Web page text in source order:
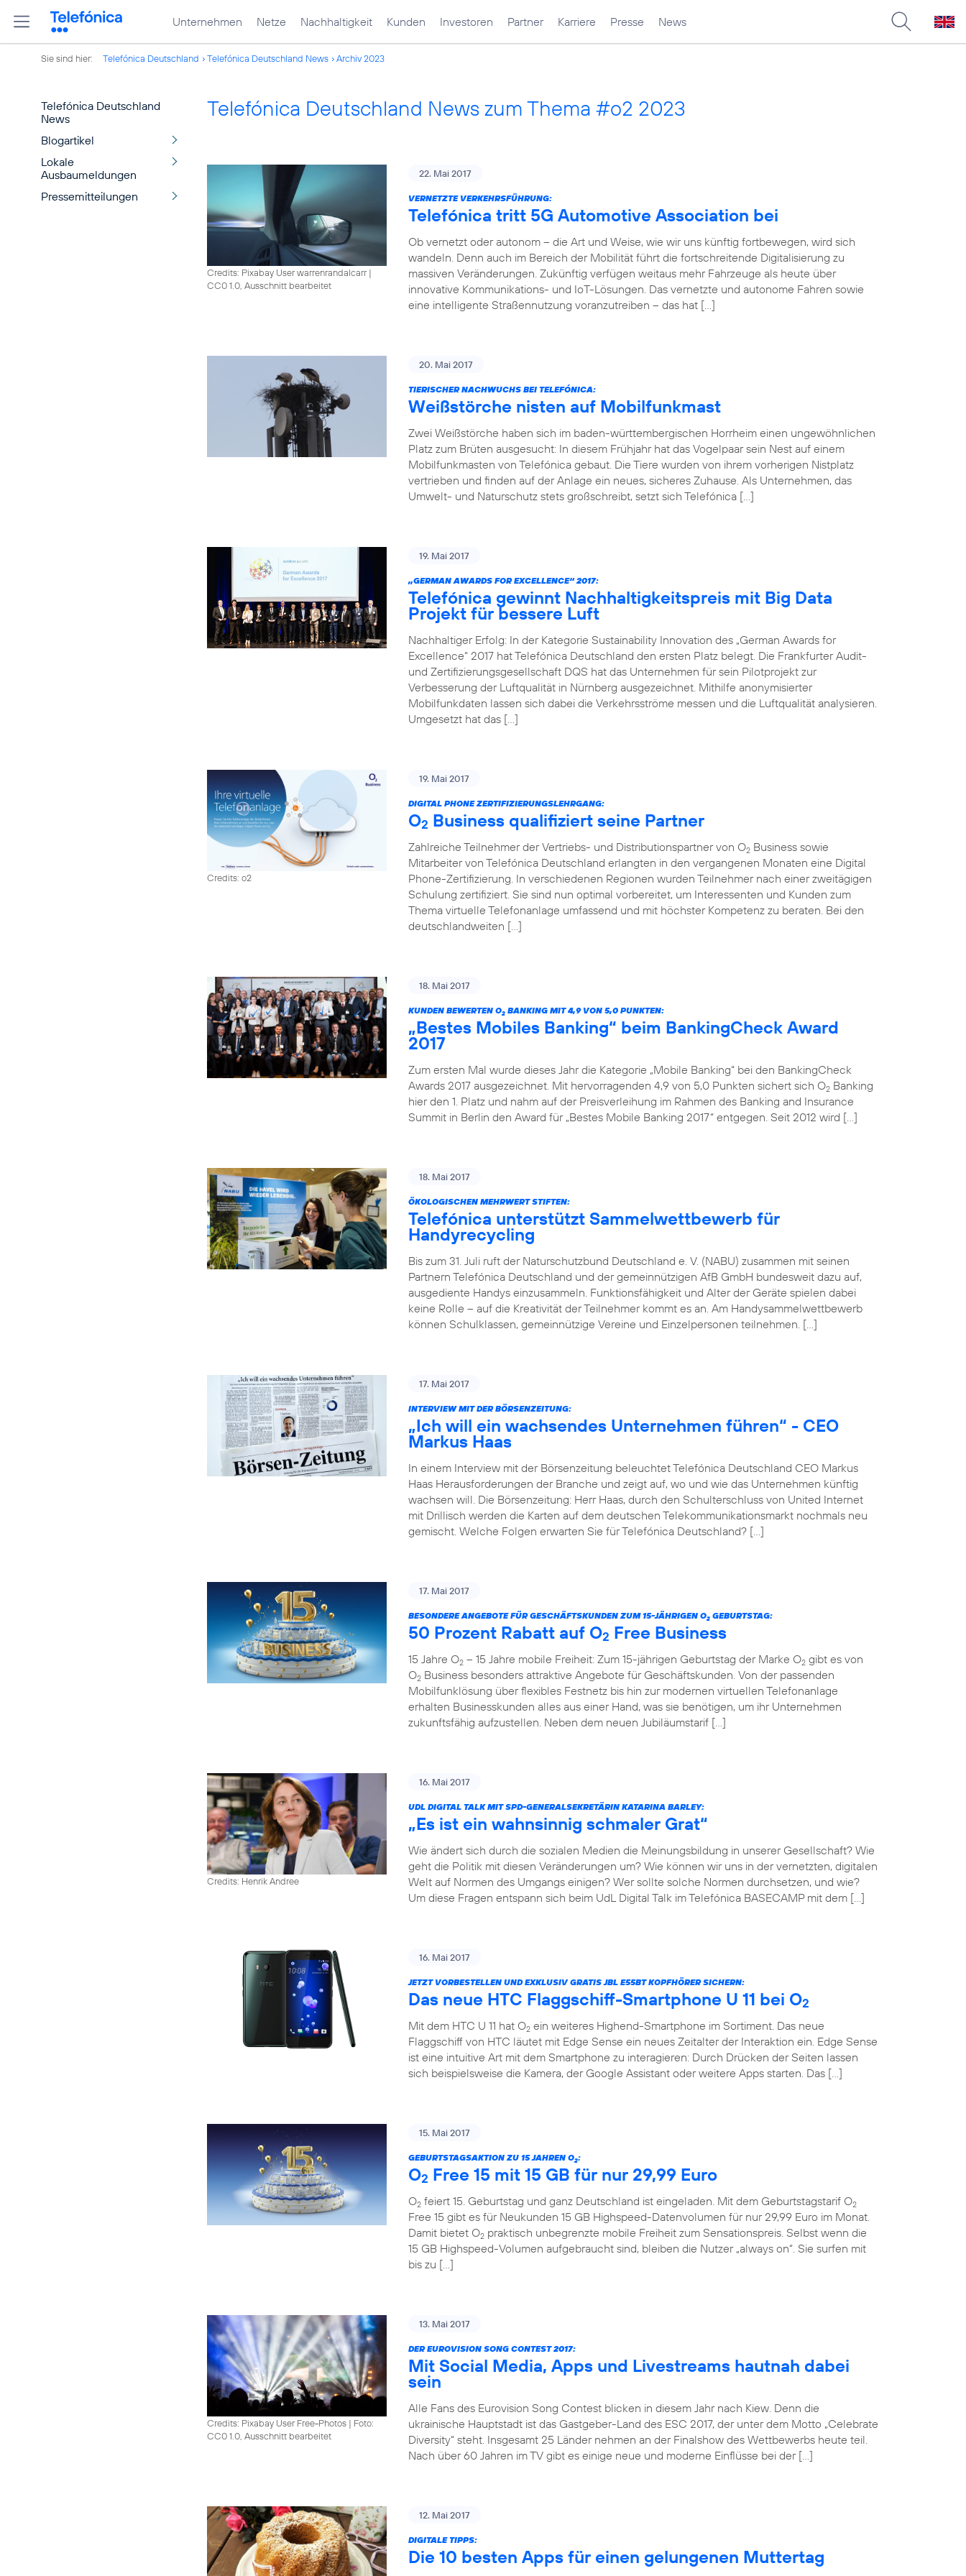
Unternehmen Netze Nachhaltigkeit Kunden Investoren Partner Karriere Presse News
Sie sind hier: Telefónica Deutschland Telefónica Deutschland News Archiv 2023
Telefónica Deutschland
News
Blogartikel
Lokale
Ausbaumeldungen
Pressemitteilungen
Telefónica Deutschland News zum Thema #o2 2023
Credits: Pixabay User warrenrandalcarr|
CC0 1.0, Ausschnitt bearbeitet
22. Mai 2017
VERNETZTE VERKEHRSFÜHRUNG:
Telefónica tritt 5G Automotive Association bei
Ob vernetzt oder autonom – die Art und Weise, wie wir uns künftig fortbewegen, wird sich
wandeln. Denn auch im Bereich der Mobilität führt die fortschreitende Digitalisierung zu
massiven Veränderungen. Zukünftig verfügen weitaus mehr Fahrzeuge als heute über
innovative Kommunikations- und IoT-Lösungen. Das vernetzte und autonome Fahren sowie
eine intelligente Straßennutzung voranzutreiben – das hat […]
20. Mai 2017
TIERISCHER NACHWUCHS BEI TELEFÓNICA:
Weißstörche nisten auf Mobilfunkmast
Zwei Weißstörche haben sich im baden-württembergischen Horrheim einen ungewöhnlichen
Platz zum Brüten ausgesucht: In diesem Frühjahr hat das Vogelpaar sein Nest auf einem
Mobilfunkmasten von Telefónica gebaut. Die Tiere wurden von ihrem vorherigen Nistplatz
vertrieben und finden auf der Anlage ein neues, sicheres Zuhause. Als Unternehmen, das
Umwelt- und Naturschutz stets großschreibt, setzt sich Telefónica […]
19. Mai 2017
„GERMAN AWARDS FOR EXCELLENCE“ 2017:
Telefónica gewinnt Nachhaltigkeitspreis mit Big Data
Projekt für bessere Luft
Nachhaltiger Erfolg: In der Kategorie Sustainability Innovation des „German Awards for
Excellence“ 2017 hat Telefónica Deutschland den ersten Platz belegt. Die Frankfurter Audit-
und Zertifizierungsgesellschaft DQS hat das Unternehmen für sein Pilotprojekt zur
Verbesserung der Luftqualität in Nürnberg ausgezeichnet. Mithilfe anonymisierter
Mobilfunkdaten lassen sich dabei die Verkehrsströme messen und die Luftqualität analysieren.
Umgesetzt hat das […]
Credits: o2
19. Mai 2017
DIGITAL PHONE ZERTIFIZIERUNGSLEHRGANG:
O2 Business qualifiziert seine Partner
Zahlreiche Teilnehmer der Vertriebs- und Distributionspartner von O2 Business sowie
Mitarbeiter von Telefónica Deutschland erlangten in den vergangenen Monaten eine Digital
Phone-Zertifizierung. In verschiedenen Regionen wurden Teilnehmer nach einer zweitägigen
Schulung zertifiziert. Sie sind nun optimal vorbereitet, um Interessenten und Kunden zum
Thema virtuelle Telefonanlage umfassend und mit höchster Kompetenz zu beraten. Bei den
deutschlandweiten […]
18. Mai 2017
KUNDEN BEWERTEN O2 BANKING MIT 4,9 VON 5,0 PUNKTEN:
„Bestes Mobiles Banking“ beim BankingCheck Award
2017
Zum ersten Mal wurde dieses Jahr die Kategorie „Mobile Banking“ bei den BankingCheck
Awards 2017 ausgezeichnet. Mit hervorragenden 4,9 von 5,0 Punkten sichert sich O2 Banking
hier den 1. Platz und nahm auf der Preisverleihung im Rahmen des Banking and Insurance
Summit in Berlin den Award für „Bestes Mobile Banking 2017“ entgegen. Seit 2012 wird […]
18. Mai 2017
ÖKOLOGISCHEN MEHRWERT STIFTEN:
Telefónica unterstützt Sammelwettbewerb für
Handyrecycling
Bis zum 31. Juli ruft der Naturschutzbund Deutschland e. V. (NABU) zusammen mit seinen
Partnern Telefónica Deutschland und der gemeinnützigen AfB GmbH bundesweit dazu auf,
ausgediente Handys einzusammeln. Funktionsfähigkeit und Alter der Geräte spielen dabei
keine Rolle – auf die Kreativität der Teilnehmer kommt es an. Am Handysammelwettbewerb
können Schulklassen, gemeinnützige Vereine und Einzelpersonen teilnehmen. […]
17. Mai 2017
INTERVIEW MIT DER BÖRSENZEITUNG:
„Ich will ein wachsendes Unternehmen führen“ - CEO
Markus Haas
In einem Interview mit der Börsenzeitung beleuchtet Telefónica Deutschland CEO Markus
Haas Herausforderungen der Branche und zeigt auf, wo und wie das Unternehmen künftig
wachsen will. Die Börsenzeitung: Herr Haas, durch den Schulterschluss von United Internet
mit Drillisch werden die Karten auf dem deutschen Telekommunikationsmarkt nochmals neu
gemischt. Welche Folgen erwarten Sie für Telefónica Deutschland? […]
17. Mai 2017
BESONDERE ANGEBOTE FÜR GESCHÄFTSKUNDEN ZUM 15-JÄHRIGEN O2 GEBURTSTAG:
50 Prozent Rabatt auf O2 Free Business
15 Jahre O2 – 15 Jahre mobile Freiheit: Zum 15-jährigen Geburtstag der Marke O2 gibt es von
O2 Business besonders attraktive Angebote für Geschäftskunden. Von der passenden
Mobilfunklösung über flexibles Festnetz bis hin zur modernen virtuellen Telefonanlage
erhalten Businesskunden alles aus einer Hand, was sie benötigen, um ihr Unternehmen
zukunftsfähig aufzustellen. Neben dem neuen Jubiläumstarif […]
Credits: Henrik Andree
16. Mai 2017
UDL DIGITAL TALK MIT SPD-GENERALSEKRETÄRIN KATARINA BARLEY:
„Es ist ein wahnsinnig schmaler Grat“
Wie ändert sich durch die sozialen Medien die Meinungsbildung in unserer Gesellschaft? Wie
geht die Politik mit diesen Veränderungen um? Wie können wir uns in der vernetzten, digitalen
Welt auf Normen des Umgangs einigen? Wer sollte solche Normen durchsetzen, und wie?
Um diese Fragen entspann sich beim UdL Digital Talk im Telefónica BASECAMP mit dem […]
16. Mai 2017
JETZT VORBESTELLEN UND EXKLUSIV GRATIS JBL E55BT KOPFHÖRER SICHERN:
Das neue HTC Flaggschiff-Smartphone U 11 bei O2
Mit dem HTC U 11 hat O2 ein weiteres Highend-Smartphone im Sortiment. Das neue
Flaggschiff von HTC läutet mit Edge Sense ein neues Zeitalter der Interaktion ein. Edge Sense
ist eine intuitive Art mit dem Smartphone zu interagieren: Durch Drücken der Seiten lassen
sich beispielsweise die Kamera, der Google Assistant oder weitere Apps starten. Das […]
15. Mai 2017
GEBURTSTAGSAKTION ZU 15 JAHREN O2:
O2 Free 15 mit 15 GB für nur 29,99 Euro
O2 feiert 15. Geburtstag und ganz Deutschland ist eingeladen. Mit dem Geburtstagstarif O2
Free 15 gibt es für Neukunden 15 GB Highspeed-Datenvolumen für nur 29,99 Euro im Monat.
Damit bietet O2 praktisch unbegrenzte mobile Freiheit zum Sensationspreis. Selbst wenn die
15 GB Highspeed-Volumen aufgebraucht sind, bleiben die Nutzer „always on“. Sie surfen mit
bis zu […]
Credits: Pixabay User Free-Photos | Foto:
CC0 1.0, Ausschnitt bearbeitet
13. Mai 2017
DER EUROVISION SONG CONTEST 2017:
Mit Social Media, Apps und Livestreams hautnah dabei
sein
Alle Fans des Eurovision Song Contest blicken in diesem Jahr nach Kiew. Denn die
ukrainische Hauptstadt ist das Gastgeber-Land des ESC 2017, der unter dem Motto „Celebrate
Diversity“ steht. Insgesamt 25 Länder nehmen an der Finalshow des Wettbewerbs heute teil.
Nach über 60 Jahren im TV gibt es einige neue und moderne Einflüsse bei der […]
12. Mai 2017
DIGITALE TIPPS:
Die 10 besten Apps für einen gelungenen Muttertag